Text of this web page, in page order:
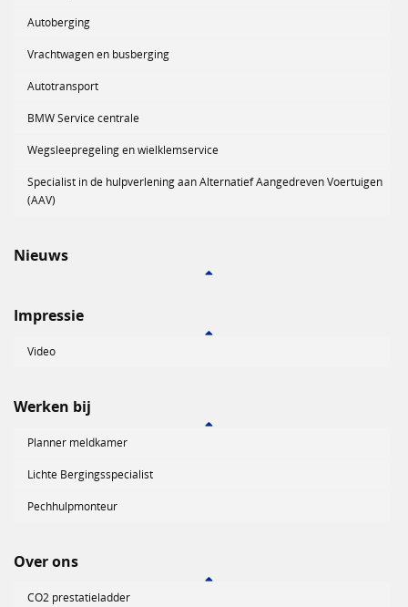
Autoberging
Vrachtwagen en busberging
Autotransport
BMW Service centrale
Wegsleepregeling en wielklemservice
Specialist in de hulpverlening aan Alternatief Aangedreven Voertuigen
(AAV)
Nieuws
Impressie
Video
Werken bij
Planner meldkamer
Lichte Bergingsspecialist
Pechhulpmonteur
Over ons
CO2 prestatieladder